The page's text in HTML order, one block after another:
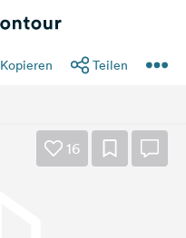
Kopieren Teilen
16